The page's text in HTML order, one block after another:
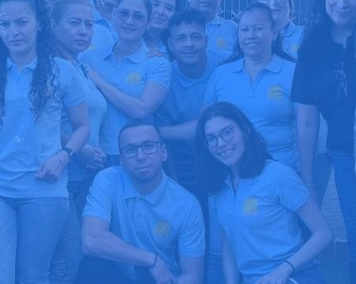
hasta tu puerta, para que puedas
centrarte en lo que realmente
importa
Pide tu presupuesto gratis
Llama hoy: 919 03 52 24
Más de 1000 clientes confían en nosotros